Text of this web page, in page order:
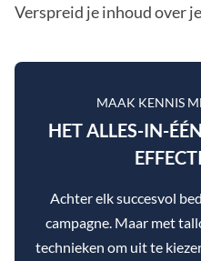
Verspreid je inhoud over
MAAK KENNIS
HET ALLES-IN-
Achter elk succesvol
campagne. Maar met
technieken om uit te